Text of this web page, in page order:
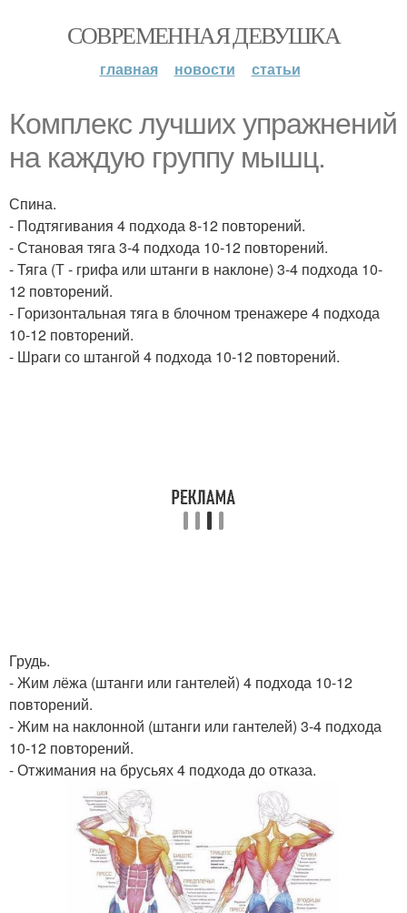
СОВРЕМЕННАЯ ДЕВУШКА
главная новости статьи
Комплекс лучших упражнений
на каждую группу мышц.
Спина.
- Подтягивания 4 подхода 8-12 повторений.
- Становая тяга 3-4 подхода 10-12 повторений.
- Тяга (Т - грифа или штанги в наклоне) 3-4 подхода 10-
12 повторений.
- Горизонтальная тяга в блочном тренажере 4 подхода
10-12 повторений.
- Шраги со штангой 4 подхода 10-12 повторений.
Грудь.
- Жим лёжа (штанги или гантелей) 4 подхода 10-12
повторений.
- Жим на наклонной (штанги или гантелей) 3-4 подхода
10-12 повторений.
- Отжимания на брусьях 4 подхода до отказа.